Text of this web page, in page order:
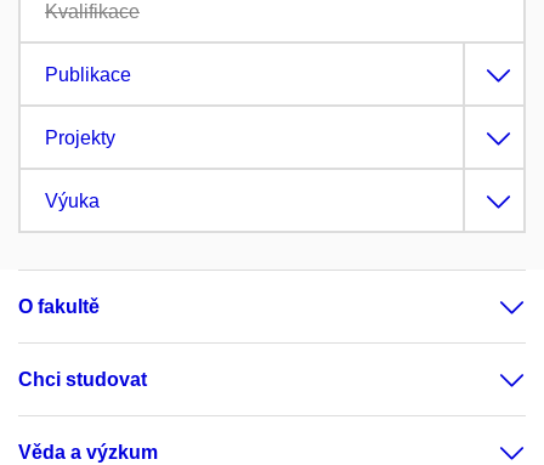
Kvalifikace
Publikace
Projekty
Výuka
O fakultě
Chci studovat
Věda a výzkum